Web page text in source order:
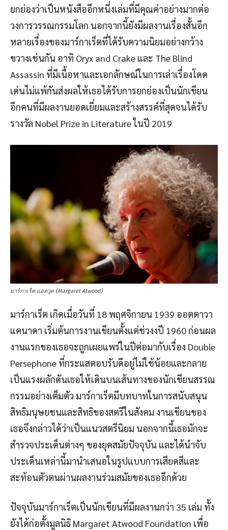
ยกย่องว่าเป็นหนังสืออีกหนึ่งเล่มที่มีคุณค่าอย่างมากต่อ
วงการวรรณกรรมโลก นอกจากนี้ยังมีผลงานเรื่องสั้นอีก
หลายเรื่องของมาร์กาเร็ตที่ได้รับความนิยมอย่างกว้าง
ขวางเช่นกัน อาทิ Oryx and Crake และ The Blind
Assassin ที่มีเนื้อหาและเอกลักษณ์ในการเล่าเรื่องโดด
เด่นไม่แพ้กันส่งผลให้เธอได้รับการยกย่องเป็นนักเขียน
อีกคนที่มีผลงานยอดเยี่ยมและสร้างสรรค์ที่สุดจนได้รับ
รางวัล Nobel Prize in Literature ในปี 2019
มาร์กาเร็ต แอตวูด (Margaret Atwood)
มาร์กาเร็ต เกิดเมื่อวันที่ 18 พฤศจิกายน 1939 ออตตาวา
แคนาดา เริ่มต้นการงานเขียนตั้งแต่ช่วงงปี 1960 ก่อนผล
งานแรกของเธอจะถูกเผยแพร่ในปีต่อมากับเรื่อง Double
Persephone ที่กระแสตอบรับดีอยู่ไม่ใช้น้อยและกลาย
เป็นแรงผลักดันเธอให้เดินบนเส้นทางของนักเขียนสรรณ
กรรมอย่างเต็มตัว มาร์กาเร็ตมีบทบาทในการสนับสนุน
สิทธิมนุษยชนและสิทธิของสตรีในสังคม งานเขียนของ
เธอจึงกล่าวได้ว่าเป็นแนวสตรีนิยม นอกจากนี้เธอมักจะ
สำรวจประเด็นต่างๆ ของยุคสมัยปัจจุบัน และได้นำจับ
ประเด็นเหล่านี้มานำเสนอในรูปแบบการเสียดสีและ
สะท้อนตัวตนผ่านผลงานร่วมสมัยของเธออีกด้วย
ปัจจุบันมาร์กาเร็ตเป็นนักเขียนที่มีผลงานกว่า 35 เล่ม ทั้ง
ยังได้ก่อตั้งมูลนิธิ Margaret Atwood Foundation เพื่อ